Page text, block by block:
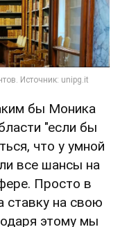
бы Моника
"если бы
что у умной
все шансы на
Просто в
ставку на свою
этому мы